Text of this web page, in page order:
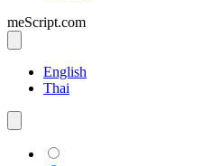
meScript.com
English
Thai